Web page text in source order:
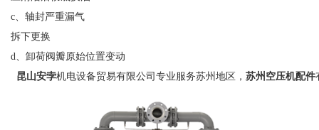
c、轴封严重漏气
拆下更换
d、卸荷阀瓣原始位置变动
昆山安孛机电设备贸易有限公司专业服务苏州地区， 苏州空压机配件